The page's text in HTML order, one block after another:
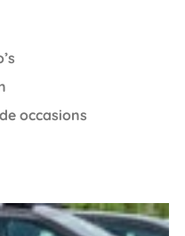
occasions